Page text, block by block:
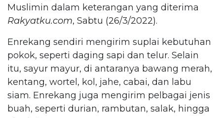
Muslimin dalam keterangan yang diterima
Rakyatku.com, Sabtu (26/3/2022).
Enrekang sendiri mengirim suplai kebutuhan
pokok, seperti daging sapi dan telur. Selain
itu, sayur mayur, di antaranya bawang merah,
kentang, wortel, kol, jahe, cabai, dan labu
siam. Enrekang juga mengirim pelbagai jenis
buah, seperti durian, rambutan, salak, hingga